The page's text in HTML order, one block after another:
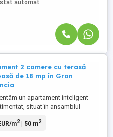
automat
2 camere cu terasă
de 18 mp în Gran
un apartament inteligent
situat în ansamblul
pentru siguranță, liniște și
m2| 50 m2